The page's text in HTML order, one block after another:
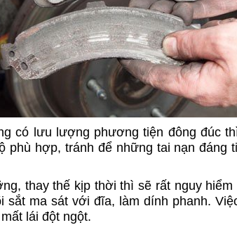
có lưu lượng phương tiện đông đúc
phù hợp, tránh để những tai nạn đáng
thay thế kịp thời thì sẽ rất nguy
sắt ma sát với đĩa, làm dính phanh.
lái đột ngột.